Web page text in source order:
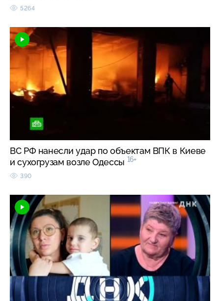
5264
ВС РФ нанесли удар по объектам ВПК в Киеве
и сухогрузам возле Одессы 16+
390